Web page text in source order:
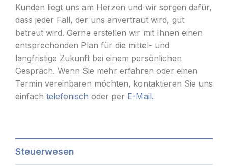
Kunden liegt uns am Herzen und wir sorgen dafür,
dass jeder Fall, der uns anvertraut wird, gut
betreut wird. Gerne erstellen wir mit Ihnen einen
entsprechenden Plan für die mittel- und
langfristige Zukunft bei einem persönlichen
Gespräch. Wenn Sie mehr erfahren oder einen
Termin vereinbaren möchten, kontaktieren Sie uns
einfach telefonisch oder per E-Mail.
Steuerwesen